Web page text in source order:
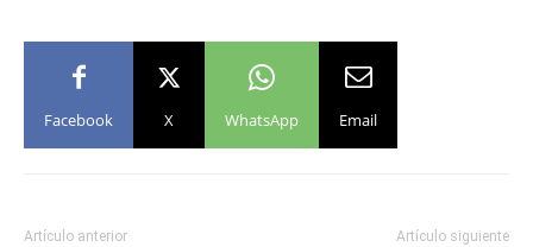
Facebook X WhatsApp Email
Artículo anterior Artículo siguiente